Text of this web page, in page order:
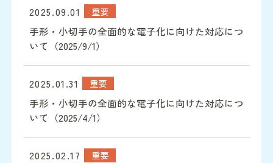
2025.09.01 重要
手形・小切手の全面的な電子化に向けた対応につ
いて（2025/9/1）
2025.01.31 重要
手形・小切手の全面的な電子化に向けた対応につ
いて（2025/4/1）
2025.02.17 重要